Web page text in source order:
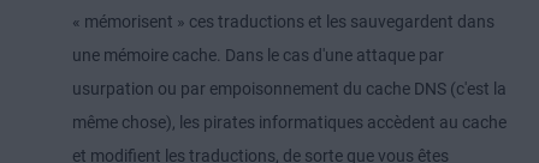
« mémorisent » ces traductions et les sauvegardent dans
une mémoire cache. Dans le cas d'une attaque par
usurpation ou par empoisonnement du cache DNS (c'est la
même chose), les pirates informatiques accèdent au cache
et modifient les traductions, de sorte que vous êtes